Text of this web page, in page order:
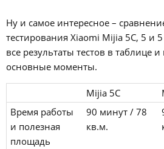
Ну и самое интересное –
тестирования Xiaomi Mijia 5C, 5 и
все результаты тестов в таблице
основные моменты.
Mijia 5C
Время работы
и полезная
площадь
90 минут / 78
кв.м.